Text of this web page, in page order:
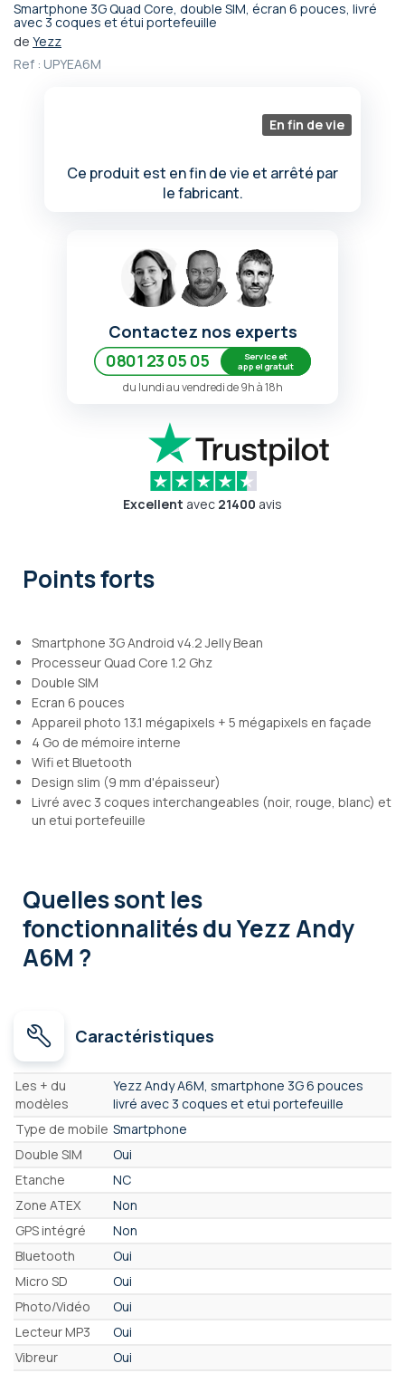
Smartphone 3G Quad Core, double SIM, écran 6 pouces, livré
avec 3 coques et étui portefeuille
de Yezz
Ref : UPYEA6M
En fin de vie
Ce produit est en fin de vie et arrêté par
le fabricant.
Passer
au
de
Contactez nos experts
0801 23 05 05
Service et
appel gratuit
du lundi au vendredi de 9h à 18h
Excellent avec 21400 avis
Points forts
Smartphone 3G Android v4.2 Jelly Bean
Processeur Quad Core 1.2 Ghz
Double SIM
Ecran 6 pouces
Appareil photo 13.1 mégapixels + 5 mégapixels en façade
4 Go de mémoire interne
Wifi et Bluetooth
Design slim (9 mm d'épaisseur)
Livré avec 3 coques interchangeables (noir, rouge, blanc) et
un etui portefeuille
Quelles sont les
fonctionnalitésdu Yezz Andy
A6M ?
Caractéristiques
Caractéristiques
Les + du
modèles
Yezz Andy A6M, smartphone 3G 6 pouces
livré avec 3 coques et etui portefeuille
Type de mobile Smartphone
Double SIM
Oui
Etanche
NC
Zone ATEX
Non
GPS intégré
Non
Bluetooth
Oui
Micro SD
Oui
Photo/Vidéo
Oui
Lecteur MP3
Oui
Vibreur
Oui